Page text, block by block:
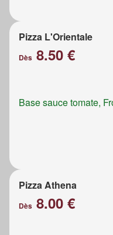
Pizza L'Orientale
Dès 8.50 €
Base sauce tomate,
Pizza Athena
Dès 8.00 €